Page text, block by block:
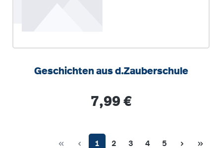
Geschichten aus d.Zauberschule
Regulärer Preis:
7,99 €
Seite
1 Seite
2 Seite
3 Seite
4 Seite
5